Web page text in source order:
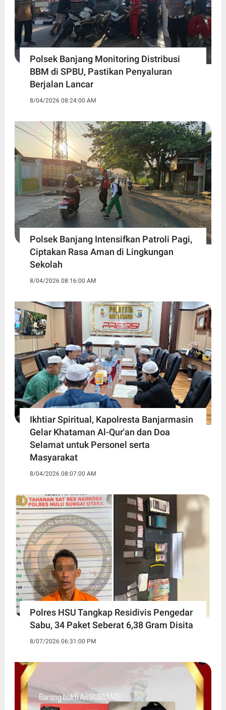
Polsek Banjang Monitoring Distribusi
BBM di SPBU, Pastikan Penyaluran
Berjalan Lancar
8/04/2026 08:24:00 AM
Polsek Banjang Intensifkan Patroli Pagi,
Ciptakan Rasa Aman di Lingkungan
Sekolah
8/04/2026 08:16:00 AM
Ikhtiar Spiritual, Kapolresta Banjarmasin
Gelar Khataman Al-Qur'an dan Doa
Selamat untuk Personel serta
Masyarakat
8/04/2026 08:07:00 AM
Polres HSU Tangkap Residivis Pengedar
Sabu, 34 Paket Seberat 6,38 Gram Disita
8/07/2026 06:31:00 PM